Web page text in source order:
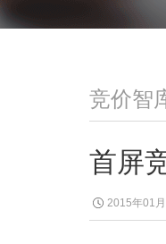
竞价智
首屏
2015年01